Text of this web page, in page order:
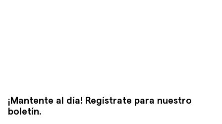
¡Mantente al día! Regístrate para nuestro
boletín.